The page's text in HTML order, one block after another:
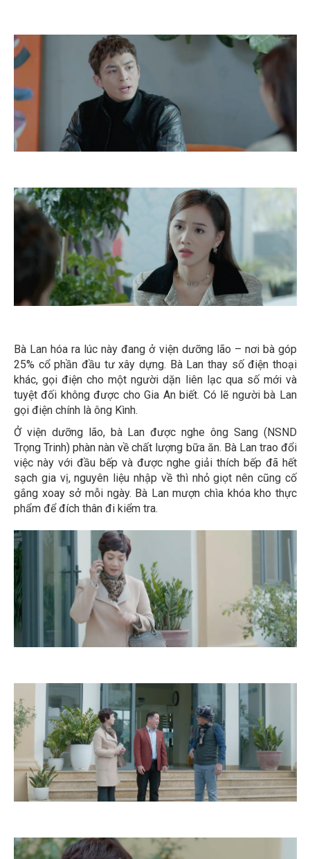
Bà Lan hóa ra lúc này đang ở viện dưỡng lão – nơi bà góp
25% cổ phần đầu tư xây dựng. Bà Lan thay số điện thoại
khác, gọi điện cho một người dặn liên lạc qua số mới và
tuyệt đối không được cho Gia An biết. Có lẽ người bà Lan
gọi điện chính là ông Kình.
Ở viện dưỡng lão, bà Lan được nghe ông Sang (NSND
Trọng Trinh) phàn nàn về chất lượng bữa ăn. Bà Lan trao đổi
việc này với đầu bếp và được nghe giải thích bếp đã hết
sạch gia vị, nguyên liệu nhập về thì nhỏ giọt nên cũng cố
gắng xoay sở mỗi ngày. Bà Lan mượn chìa khóa kho thực
phẩm để đích thân đi kiểm tra.